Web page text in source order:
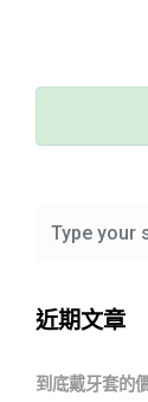
近期文章
到底戴牙套的